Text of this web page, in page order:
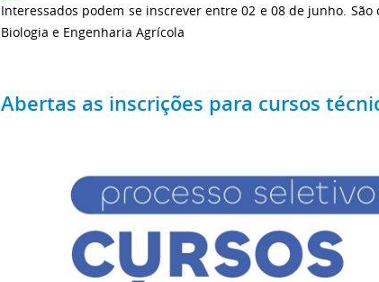
Interessados podem se inscrever entre 02 e 08 de junho.
Biologia e Engenharia Agrícola
Abertas as inscrições para cursos